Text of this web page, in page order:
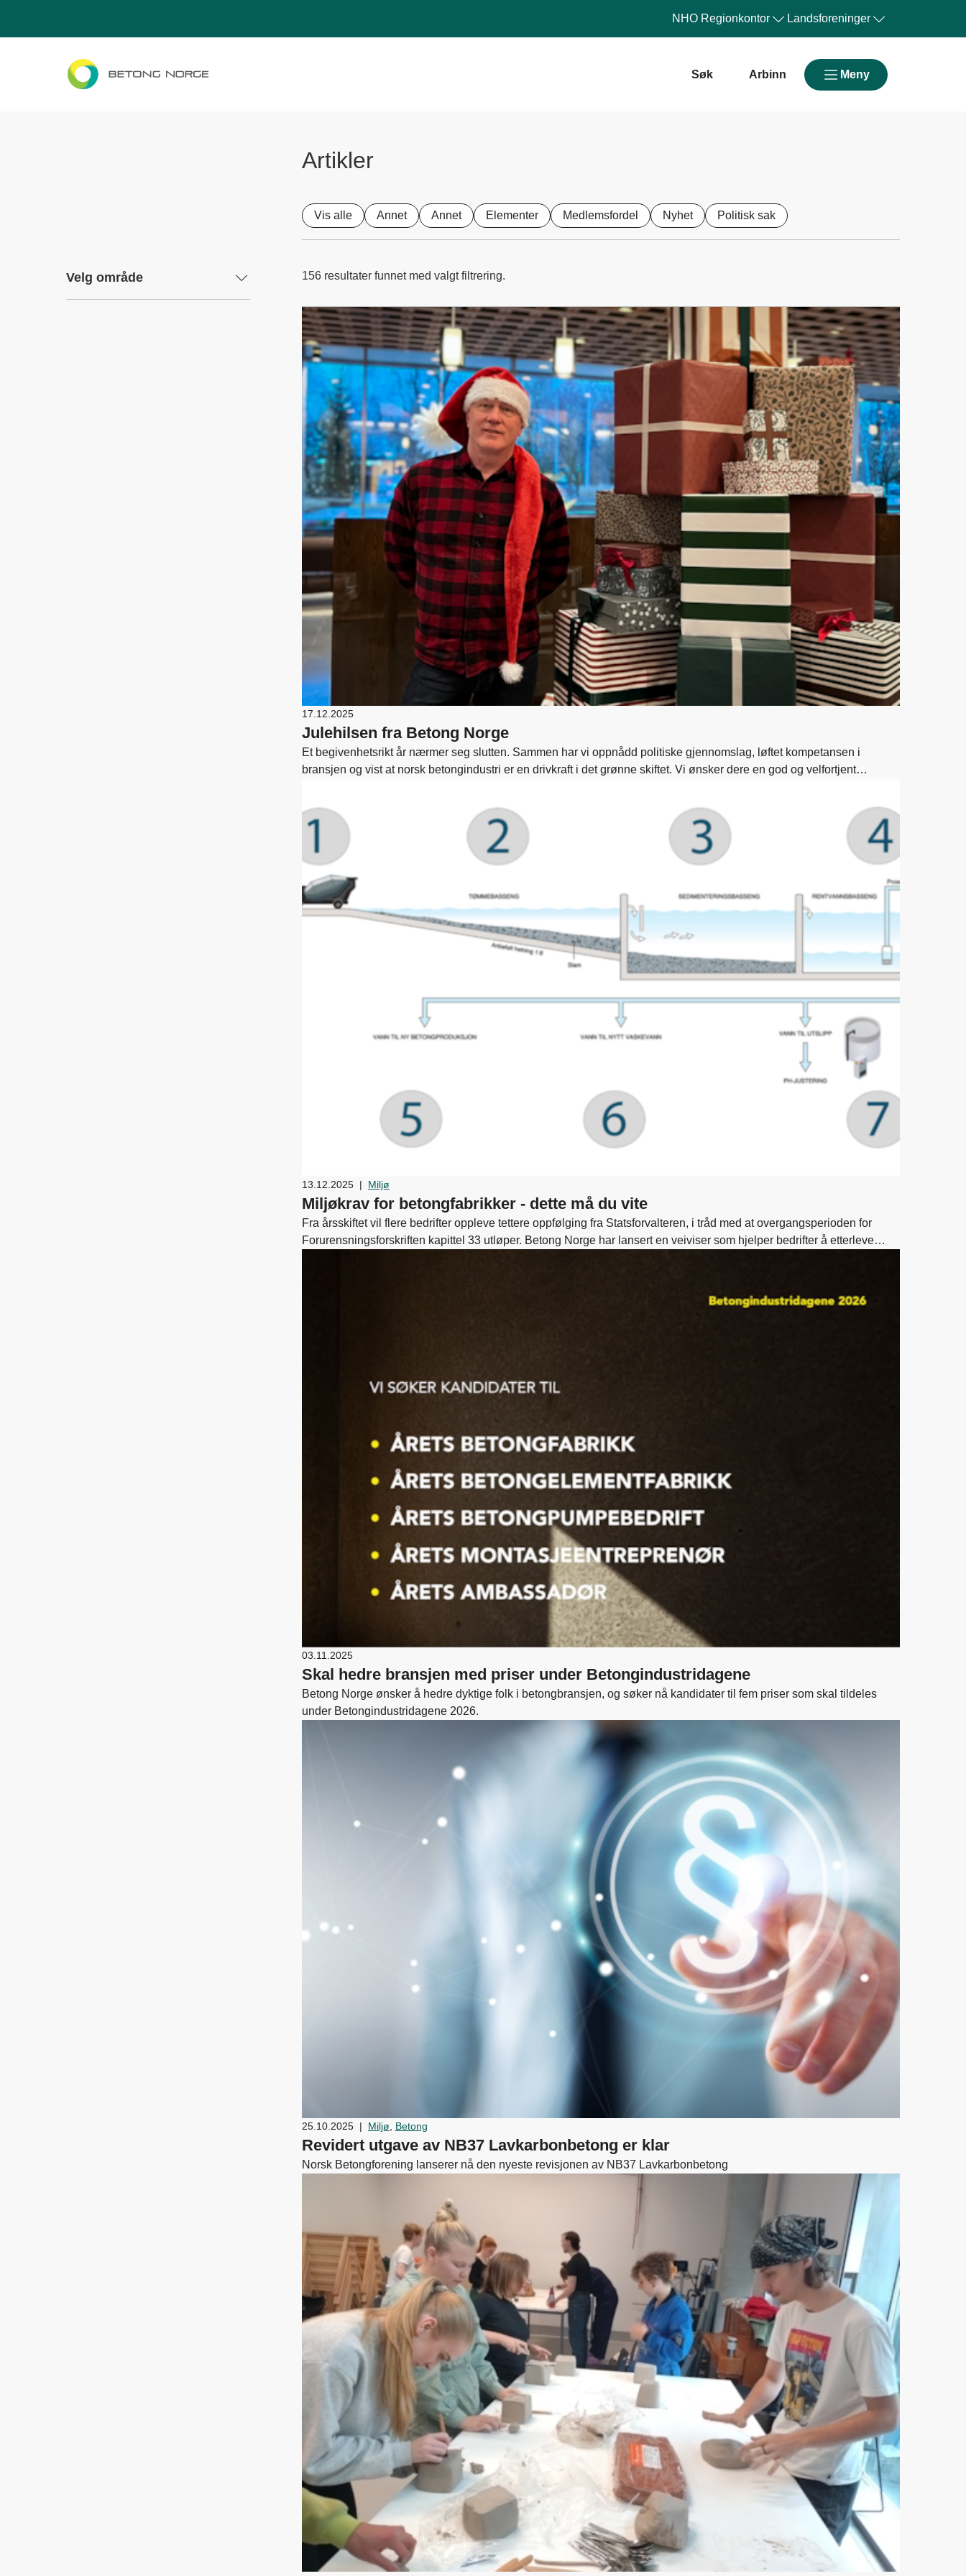
NHO Regionkontor Landsforeninger
Søk Arbinn Meny
Artikler
Vis alle Annet Annet Elementer Medlemsfordel Nyhet Politisk sak
Velg område 156 resultater funnet med valgt filtrering.
17.12.2025
Julehilsen fra Betong Norge
Et begivenhetsrikt år nærmer seg slutten. Sammen har vi oppnådd politiske gjennomslag, løftet kompetansen i
bransjen og vist at norsk betongindustri er en drivkraft i det grønne skiftet. Vi ønsker dere en god og velfortjent
13.12.2025 | Miljø
Miljøkrav for betongfabrikker - dette må du vite
Fra årsskiftet vil flere bedrifter oppleve tettere oppfølging fra Statsforvalteren, i tråd med at overgangsperioden for
Forurensningsforskriften kapittel 33 utløper. Betong Norge har lansert en veiviser som hjelper bedrifter å etterleve
03.11.2025
Skal hedre bransjen med priser under Betongindustridagene
Betong Norge ønsker å hedre dyktige folk i betongbransjen, og søker nå kandidater til fem priser som skal tildeles
under Betongindustridagene 2026.
25.10.2025 | Miljø, Betong
Revidert utgave av NB37 Lavkarbonbetong er klar
Norsk Betongforening lanserer nå den nyeste revisjonen av NB37 Lavkarbonbetong